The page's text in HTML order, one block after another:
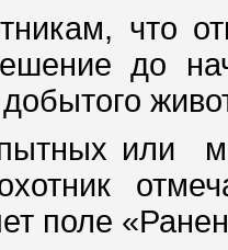
что
до
или
поле